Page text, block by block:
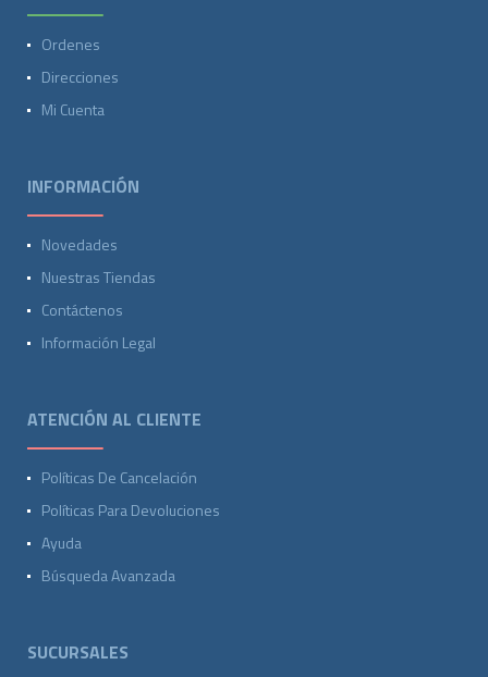
Ordenes
Direcciones
Mi Cuenta
INFORMACIÓN
Novedades
Nuestras Tiendas
Contáctenos
Información Legal
ATENCIÓN AL CLIENTE
Políticas De Cancelación
Políticas Para Devoluciones
Ayuda
Búsqueda Avanzada
SUCURSALES